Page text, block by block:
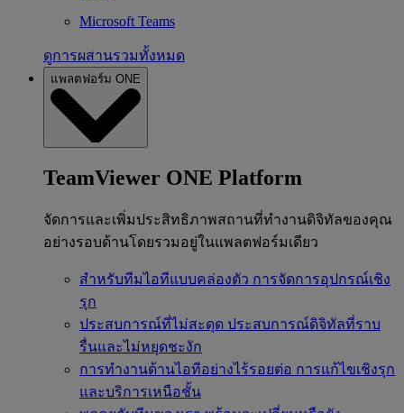
Microsoft Teams
ดูการผสานรวมทั้งหมด
แพลตฟอร์ม ONE
TeamViewer ONE Platform
จัดการและเพิ่มประสิทธิภาพสถานที่ทำงานดิจิทัลของคุณ
อย่างรอบด้านโดยรวมอยู่ในแพลตฟอร์มเดียว
สำหรับทีมไอทีแบบคล่องตัว การจัดการอุปกรณ์เชิง
รุก
ประสบการณ์ที่ไม่สะดุด ประสบการณ์ดิจิทัลที่ราบ
รื่นและไม่หยุดชะงัก
การทำงานด้านไอทีอย่างไร้รอยต่อ การแก้ไขเชิงรุก
และบริการเหนือชั้น